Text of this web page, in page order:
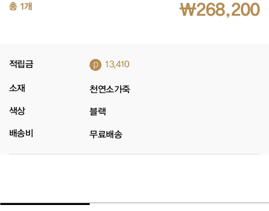
총 1개 ₩268,200
적립금 p 13,410
소재 천연소가죽
색상 블랙
배송비 무료배송